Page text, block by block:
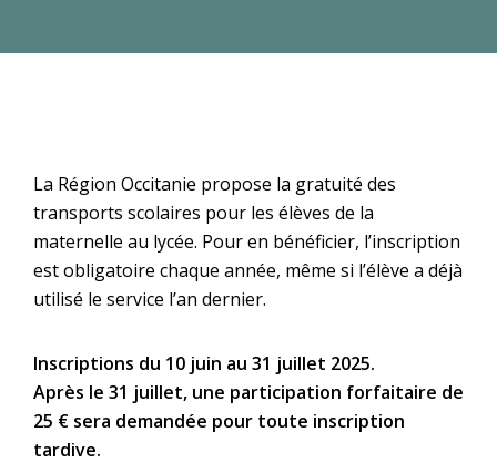
La Région Occitanie propose la gratuité des
transports scolaires pour les élèves de la
maternelle au lycée. Pour en bénéficier, l’inscription
est obligatoire chaque année, même si l’élève a déjà
utilisé le service l’an dernier.
Inscriptions du 10 juin au 31 juillet 2025.
Après le 31 juillet, une participation forfaitaire de
25 € sera demandée pour toute inscription
tardive.